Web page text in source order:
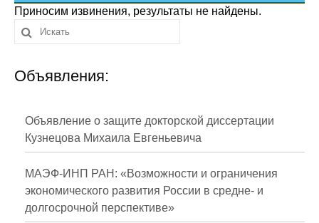
Сотрудники
Отчетность
Противодействие коррупции
Публикации
Научная жизнь
Издания
Приносим извинения, результаты не найдены.
Объявления:
Объявление о защите докторской диссертации
Кузнецова Михаила Евгеньевича
МАЭФ-ИНП РАН: «Возможности и ограничения
экономического развития России в средне- и
долгосрочной перспективе»